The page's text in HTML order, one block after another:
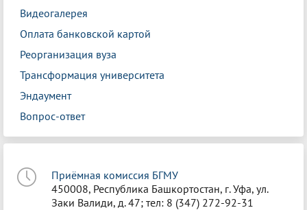
Видеогалерея
Оплата банковской картой
Реорганизация вуза
Трансформация университета
Эндаумент
Вопрос-ответ
Приёмная комиссия БГМУ
450008, Республика Башкортостан, г. Уфа, ул.
Заки Валиди, д. 47; тел: 8 (347) 272-92-31